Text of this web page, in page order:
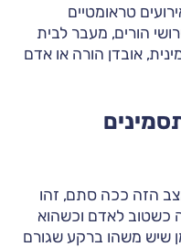
טראומטיים
הורים, מעבר לבית
אובדן הורה או אדם
הזה ככה סתם, זהו
כשטוב לאדם וכשהוא
שיש משהו ברקע שגורם